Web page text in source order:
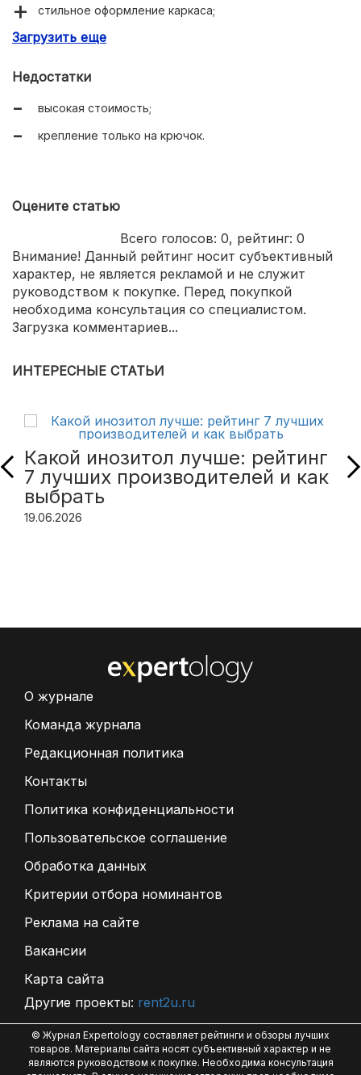
стильное оформление каркаса;
очистка без пропусков и разводов.
Загрузить еще
Недостатки
высокая стоимость;
крепление только на крючок.
Оцените статью
Всего голосов: 0, рейтинг: 0
Внимание! Данный рейтинг носит субъективный
характер, не является рекламой и не служит
руководством к покупке. Перед покупкой
необходима консультация со специалистом.
Загрузка комментариев...
ИНТЕРЕСНЫЕ СТАТЬИ
Какой инозитол лучше: рейтинг
7 лучших производителей и как
выбрать
19.06.2026
О журнале
Команда журнала
Редакционная политика
Контакты
Политика конфиденциальности
Пользовательское соглашение
Обработка данных
Критерии отбора номинантов
Реклама на сайте
Вакансии
Карта сайта
Другие проекты: rent2u.ru
© Журнал Expertology составляет рейтинги и обзоры лучших
товаров. Материалы сайта носят субъективный характер и не
являются руководством к покупке. Необходима консультация